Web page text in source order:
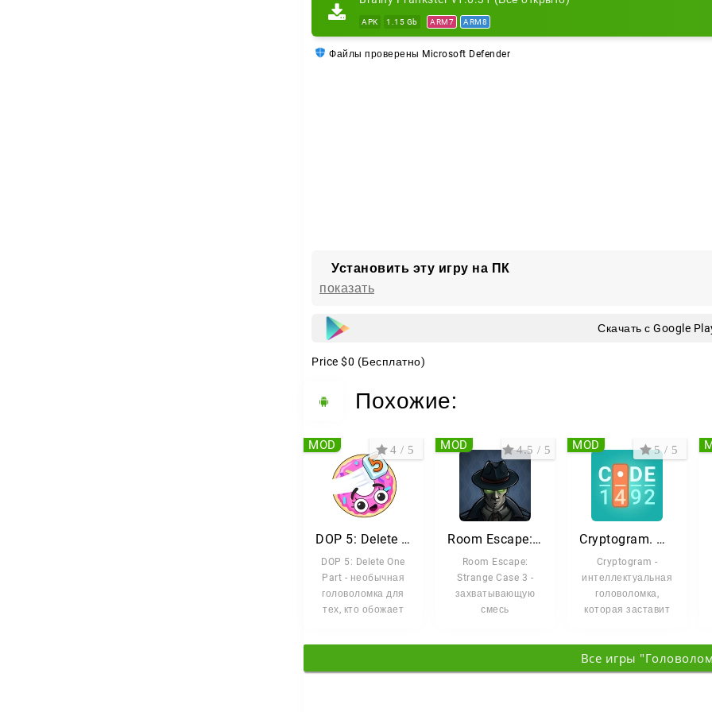
APK 1.15 Gb ARM7 ARM8
Файлы проверены Microsoft Defender
Установить эту игру на ПК
показать
Скачать с Google
Price $0 (Бесплатно)
Похожие:
DOP 5: Delete One Part
DOP 5: Delete One
Part - необычная
головоломка для
тех, кто обожает
4 / 5
MOD
Room Escape: Strange Case 3
Room Escape:
Strange Case 3 -
захватывающую
смесь
4.5 / 5
MOD
Cryptogram. Игры на логику
Cryptogram -
интеллектуальная
головоломка,
которая заставит
5 / 5
MOD
Все игры